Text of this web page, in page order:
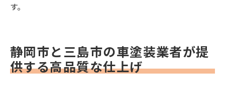
す。
静岡市と三島市の車塗装業者が提
供する高品質な仕上げ